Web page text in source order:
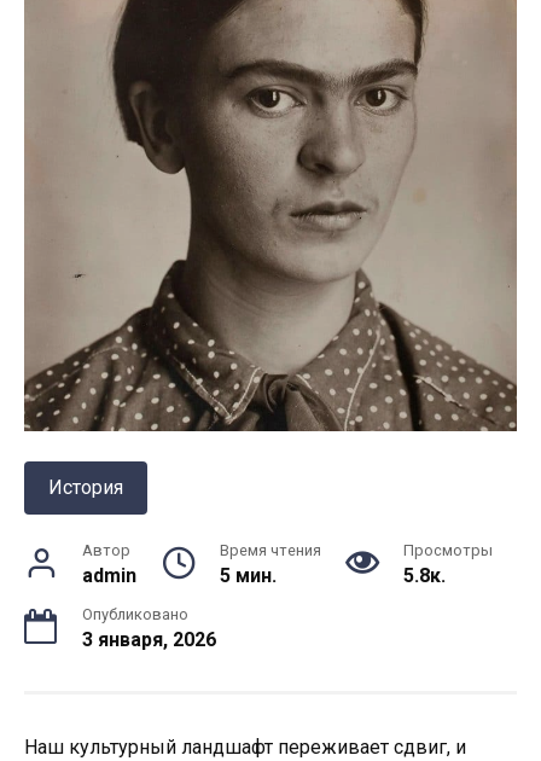
История
Автор
admin
Время чтения
5 мин.
Просмотры
5.8к.
Опубликовано
3 января, 2026
Наш культурный ландшафт переживает сдвиг, и